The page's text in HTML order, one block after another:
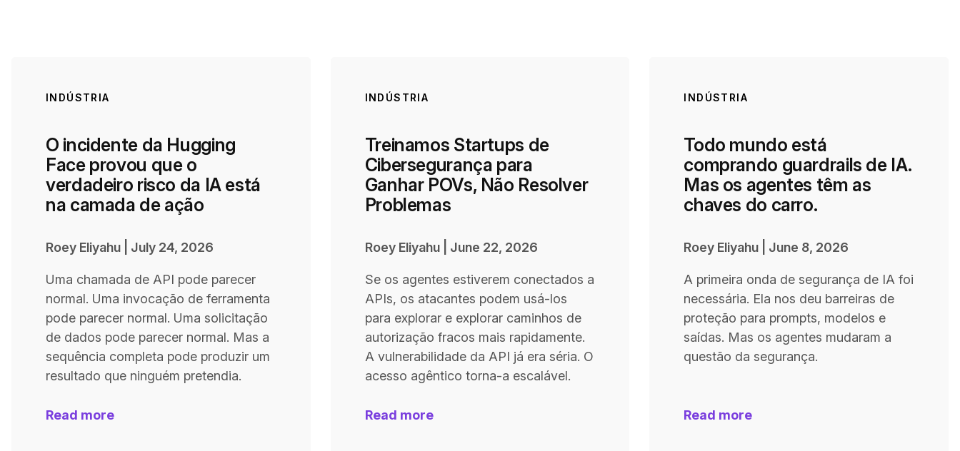
INDÚSTRIA
O incidente da Hugging
Face provou que o
verdadeiro risco da IA está
na camada de ação
Roey Eliyahu July 24, 2026
Uma chamada de API pode parecer
normal. Uma invocação de ferramenta
pode parecer normal. Uma solicitação
de dados pode parecer normal. Mas a
sequência completa pode produzir um
resultado que ninguém pretendia.
Read more
INDÚSTRIA
Treinamos Startups de
Cibersegurança para
Ganhar POVs, Não Resolver
Problemas
Roey Eliyahu| June 22, 2026
Se os agentes estiverem conectados a
APIs, os atacantes podem usá-los
para explorar e explorar caminhos de
autorização fracos mais rapidamente.
A vulnerabilidade da API já era séria. O
acesso agêntico torna-a escalável.
Read more
INDÚSTRIA
Todo mundo está
comprando guardrails de IA.
Mas os agentes têm as
chaves do carro.
Roey Eliyahu June 8, 2026
A primeira onda de segurança de IA foi
necessária. Ela nos deu barreiras de
proteção para prompts, modelos e
saídas. Mas os agentes mudaram a
questão da segurança.
Read more